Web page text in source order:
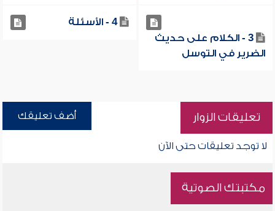
3 - الكلام على حديث
الضرير في التوسل
4 - الأسئلة
تعليقات الزوار أضف تعليقك
لا توجد تعليقات حتى الآن
مكتبتك الصوتية